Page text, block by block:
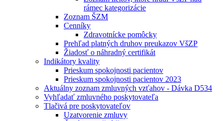
rámec kategorizácie
Zoznam ŠZM
Cenníky
Zdravotnícke pomôcky
Prehľad platných druhov preukazov VšZP
Žiadosť o náhradný certifikát
Indikátory kvality
Prieskum spokojnosti pacientov
Prieskum spokojnosti pacientov 2023
Aktuálny zoznam zmluvných vzťahov - Dávka D534
Vyhľadať zmluvného poskytovateľa
Tlačivá pre poskytovateľov
Uzatvorenie zmluvy